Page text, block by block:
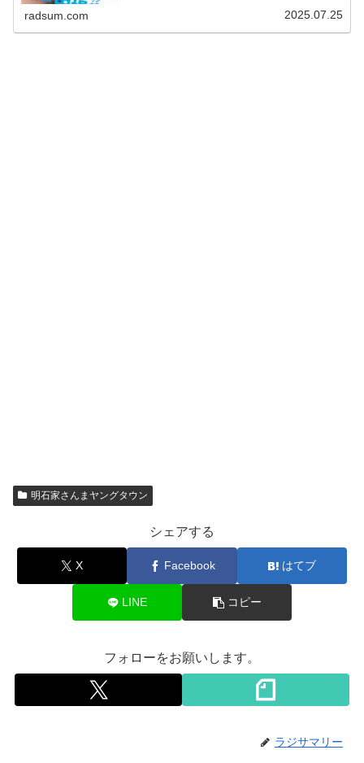
radsum.com 2025.07.25
明石家さんまヤングタウン
シェアする
X Facebook はてブ
LINE コピー
フォローをお願いします。
ラジサマリー